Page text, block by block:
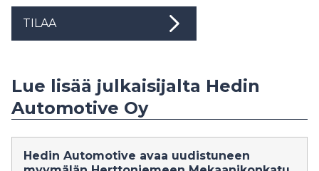
TILAA
Lue lisää julkaisijalta Hedin
Automotive Oy
Hedin Automotive avaa uudistuneen